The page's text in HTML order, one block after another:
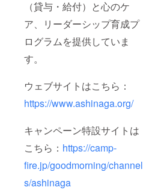
（貸与・給付）と心のケ
ア、リーダーシップ育成プ
ログラムを提供していま
す。
ウェブサイトはこちら：
https://www.ashinaga.org/
キャンペーン特設サイトは
こちら： https://camp-
fire.jp/goodmorning/channel
s/ashinaga